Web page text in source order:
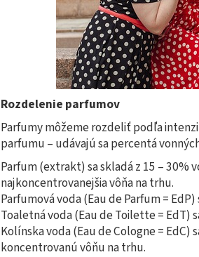
Rozdelenie parfumov
Parfumy môžeme rozdeliť podľa
parfumu – udávajú sa percentá
Parfum (extrakt) sa skladá z 15 –
najkoncentrovanejšia vôňa na trhu.
Parfumová voda (Eau de Parfum =
Toaletná voda (Eau de Toilette = EdT)
Kolínska voda (Eau de Cologne = EdC)
koncentrovanú vôňu na trhu.